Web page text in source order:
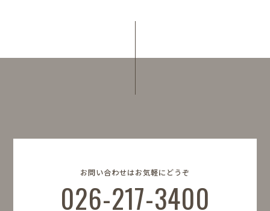
お問い合わせはお気軽にどうぞ
026-217-3400